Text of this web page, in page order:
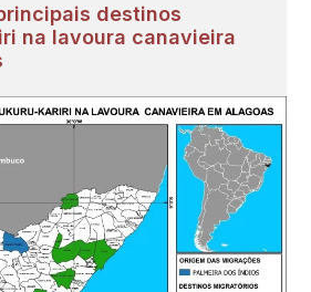
destinos
na lavoura canavieira